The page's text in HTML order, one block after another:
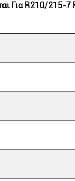
Για R210/215-